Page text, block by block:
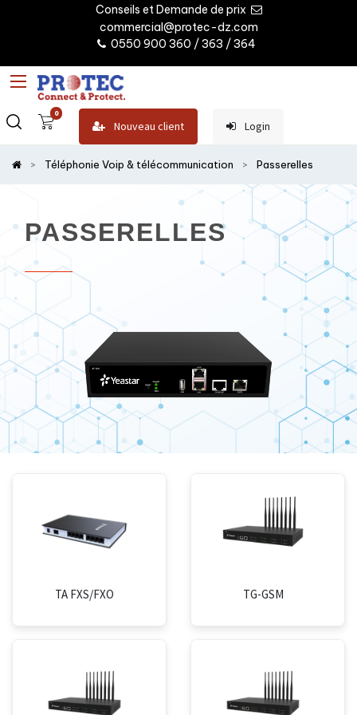
Conseils et Demande de prix
commercial@protec-dz.com
0550 900 360 / 363 / 364
0
Nouveau client Login
Téléphonie Voip & télécommunication Passerelles
PASSERELLES
TA FXS/FXO TG-GSM